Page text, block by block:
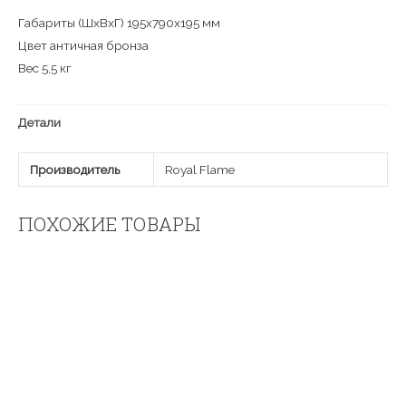
Габариты (ШxВxГ) 195x790x195 мм
Цвет античная бронза
Вес 5,5 кг
Детали
Производитель Royal Flame
ПОХОЖИЕ ТОВАРЫ